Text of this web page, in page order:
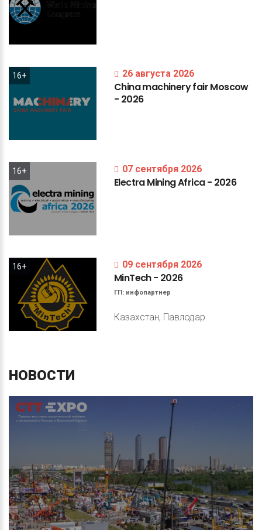
16+ 26 августа 2026
ChinamachineryfairMoscow
- 2026
16+ 07 сентября 2026
ElectraMiningAfrica- 2026
16+ 09 сентября 2026
MinTech- 2026
ГП: инфопартнер
Казахстан, Павлодар
НОВОСТИ